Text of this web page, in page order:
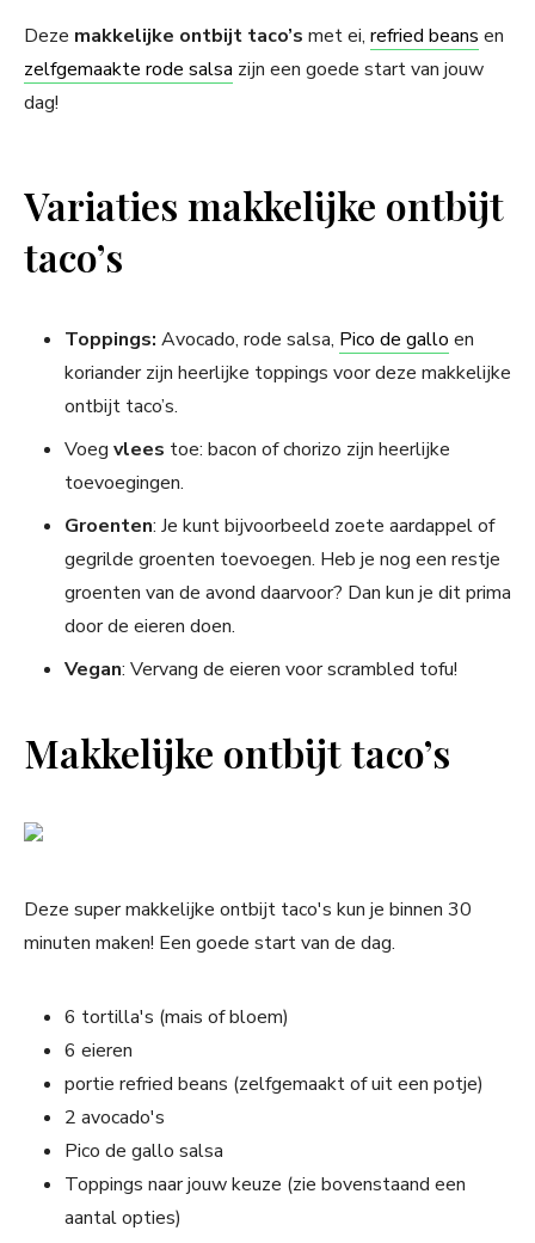
Deze makkelijke ontbijt taco’s met ei, refried beans en
zelfgemaakte rode salsa zijn een goede start van jouw
dag!
Variaties makkelijke ontbijt
taco’s
Toppings: Avocado, rode salsa, Pico de gallo en
koriander zijn heerlijke toppings voor deze makkelijke
ontbijt taco’s.
Voeg vlees toe: bacon of chorizo zijn heerlijke
toevoegingen.
Groenten: Je kunt bijvoorbeeld zoete aardappel of
gegrilde groenten toevoegen. Heb je nog een restje
groenten van de avond daarvoor? Dan kun je dit prima
door de eieren doen.
Vegan: Vervang de eieren voor scrambled tofu!
Makkelijke ontbijt taco’s
Deze super makkelijke ontbijt taco's kun je binnen 30
minuten maken! Een goede start van de dag.
6 tortilla's (mais of bloem)
6 eieren
portie refried beans (zelfgemaakt of uit een potje)
2 avocado's
Pico de gallo salsa
Toppings naar jouw keuze (zie bovenstaand een
aantal opties)